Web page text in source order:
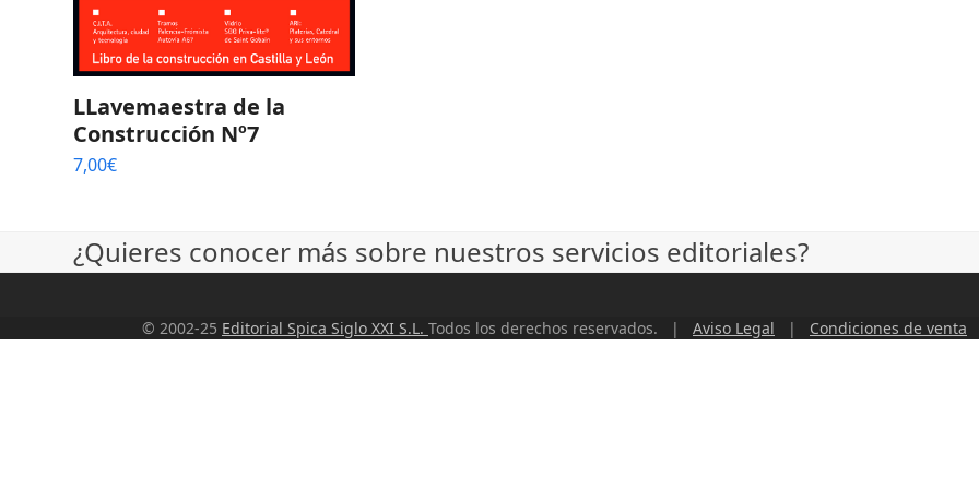
LLavemaestra de la
Construcción Nº7
7,00€
¿Quieres conocer más sobre nuestros servicios editoriales?
© 2002-25 Editorial Spica Siglo XXI S.L. Todos los derechos reservados. | Aviso Legal | Condiciones de venta